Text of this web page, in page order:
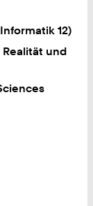
12)
und